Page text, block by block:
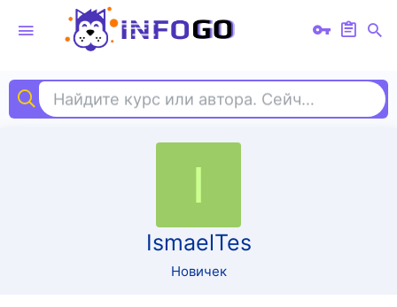
Найдите курс или автора. Сейчас ищут
I
IsmaelTes
Новичек